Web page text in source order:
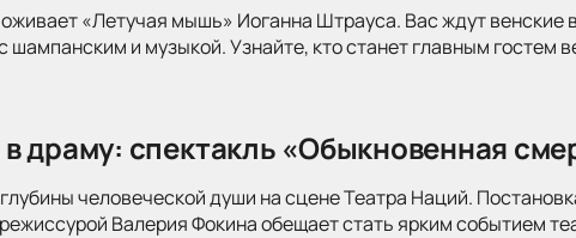
«Летучая мышь» Иоганна Штрауса. Вас ждут венские
шампанским и музыкой. Узнайте, кто станет главным гостем
драму: спектакль «Обыкновенная
человеческой души на сцене Театра Наций.
Валерия Фокина обещает стать ярким событием